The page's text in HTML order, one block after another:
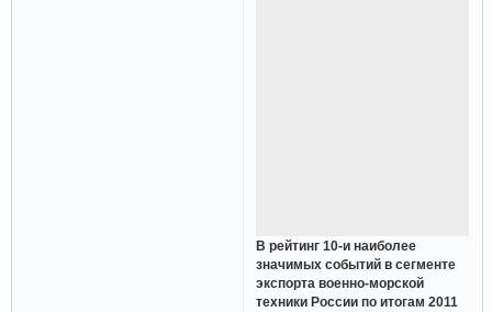
В рейтинг 10-и наиболее
значимых событий в сегменте
экспорта военно-морской
техники России по итогам 2011